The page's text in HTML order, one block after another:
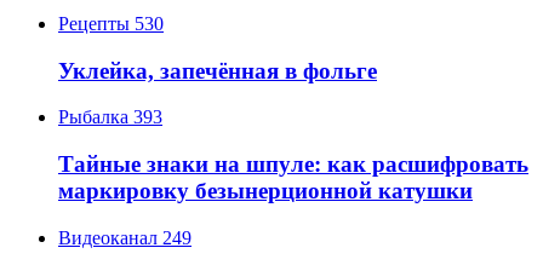
Рецепты 530
Уклейка, запечённая в фольге
Рыбалка 393
Тайные знаки на шпуле: как расшифровать
маркировку безынерционной катушки
Видеоканал 249